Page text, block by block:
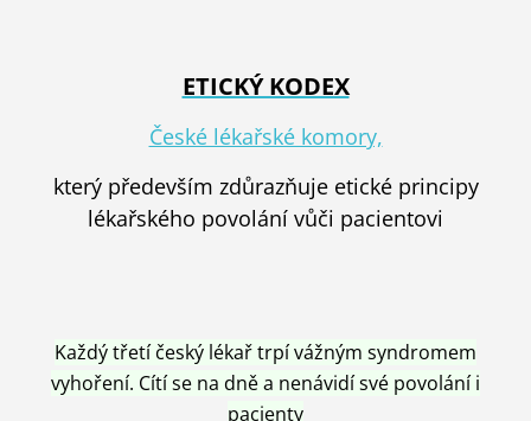
ETICKÝ KODEX
České lékařské komory,
který především zdůrazňuje etické principy
lékařského povolání vůči pacientovi
Každý třetí český lékař trpí vážným syndromem
vyhoření. Cítí se na dně a nenávidí své povolání i
pacienty